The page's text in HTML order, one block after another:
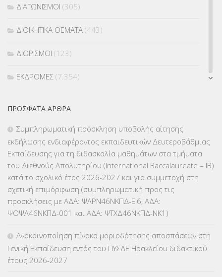
ΔΙΑΓΩΝΙΣΜΟΙ (305)
ΔΙΟΙΚΗΤΙΚΑ ΘΕΜΑΤΑ (443)
ΔΙΟΡΙΣΜΟΙ (123)
ΕΚΔΡΟΜΕΣ (7.354)
ΕΠΙΜΟΡΦΩΣΗ Τ.Π.Ε.(10)
ΕΥΡΩΠΑΪΚΑ ΠΡΟΓΡΑΜΜΑΤΑ(230)
ΚΕΣΥ (60)
ΚΕΣΥΠ(109)
ΚΠγ – ΚΡΑΤΙΚΟ ΠΙΣΤΟΠΟΙΗΤΙΚΟ ΓΛΩΣΣΟΜΑΘΕΙΑΣ(135)
ΚΠπ- ΚΡΑΤΙΚΟ ΠΙΣΤΟΠΟΙΗΤΙΚΟ ΠΛΗΡΟΦΟΡΙΚΗΣ
ΠΡΌΣΦΑΤΑ ΆΡΘΡΑ
Συμπληρωματική πρόσκληση υποβολής αίτησης
εκδήλωσης ενδιαφέροντος εκπαιδευτικών Δευτεροβάθμιας
Εκπαίδευσης για τη διδασκαλία μαθημάτων στα τμήματα
του Διεθνούς Απολυτηρίου (International Baccalaureate – IB)
κατά το σχολικό έτος 2026-2027 και για συμμετοχή στη
σχετική επιμόρφωση (συμπληρωματική προς τις
προσκλήσεις με ΑΔΑ: ΨΛΡΝ46ΝΚΠΔ-ΕΙ6, ΑΔΑ:
ΨΟΨΛ46ΝΚΠΔ-001 και ΑΔΑ: ΨΤΧΔ46ΝΚΠΔ-ΝΚ1)
Ανακοινοποίηση πίνακα μοριοδότησης αποσπάσεων στη
Γενική Εκπαίδευση εντός του ΠΥΣΔΕ Ηρακλείου διδακτικού
έτους 2026-2027